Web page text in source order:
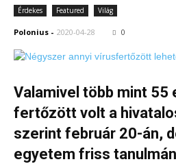
Érdekes Featured Világ
Polonius - 2020-04-28 0
Valamivel több mint 55
fertőzött volt a
szerint február 20-án,
egyetem friss